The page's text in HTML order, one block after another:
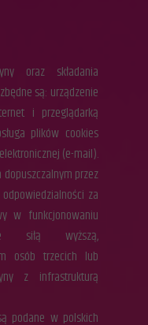
oraz składania
są: urządzenie
i przeglądarką
plików cookies
(e-mail).
przez
za
w funkcjonowaniu
siłą wyższą,
osób trzecich lub
z infrastrukturą
podane w polskich